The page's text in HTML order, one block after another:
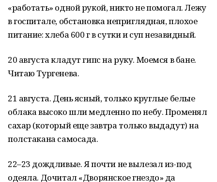
«работать» одной рукой, никто не помогал. Лежу
в госпитале, обстановка неприглядная, плохое
питание: хлеба 600 г в сутки и суп незавидный.
20 августа кладут гипс на руку. Моемся в бане.
Читаю Тургенева.
21 августа. День ясный, только круглые белые
облака высоко шли медленно по небу. Променял
сахар (который еще завтра только выдадут) на
полстакана самосада.
22–23 дождливые. Я почти не вылезал из-под
одеяла. Дочитал «Дворянское гнездо» да